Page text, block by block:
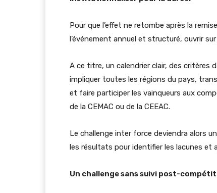
Pour que l’effet ne retombe après la
l’événement annuel et structuré, ouvrir
A ce titre, un calendrier clair, des critères
impliquer toutes les régions du pays,
et faire participer les vainqueurs aux
de la CEMAC ou de la CEEAC.
Le challenge inter force deviendra alors
les résultats pour identifier les lacunes et
Un challenge sans suivi post-